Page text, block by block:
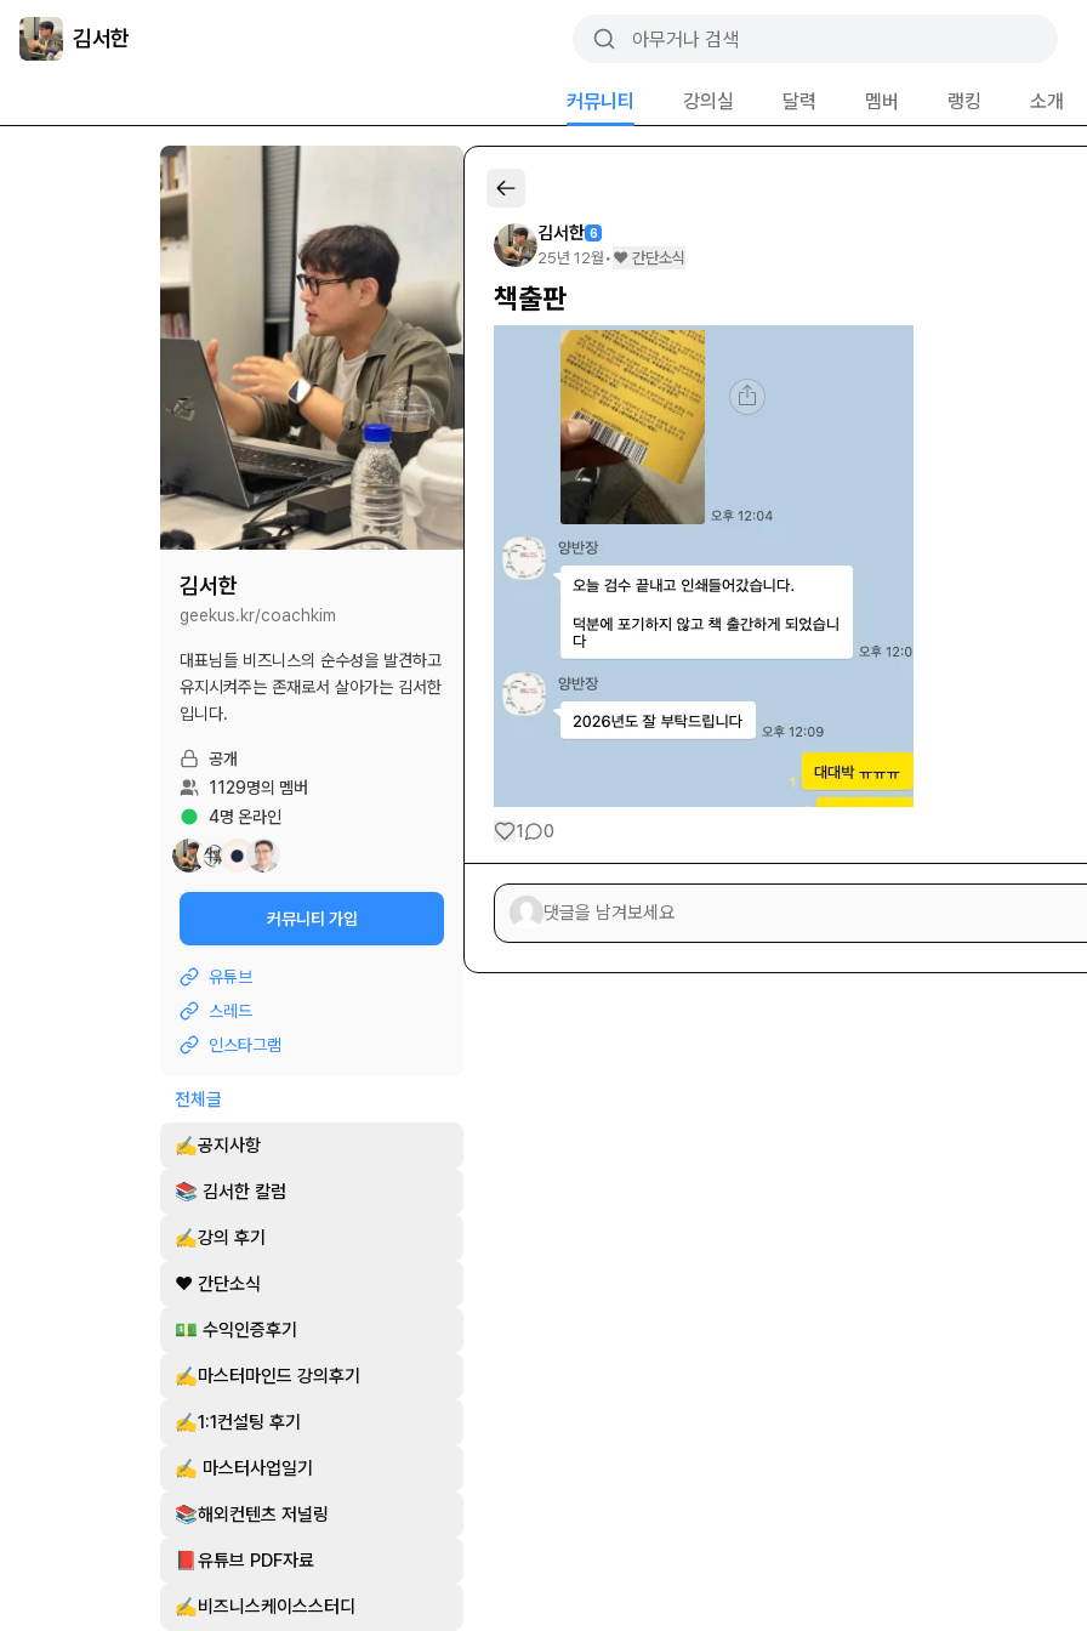
김서한
커뮤니티 강의실 달력 멤버 랭킹 소개
김서한
geekus.kr/coachkim
대표님들 비즈니스의 순수성을 발견하고
유지시켜주는 존재로서 살아가는 김서한
입니다.
공개
1129명의 멤버
4명 온라인
커뮤니티 가입
유튜브
스레드
인스타그램
전체글
✍️공지사항
📚 김서한 칼럼
✍️강의 후기
❤️ 간단소식
💵 수익인증후기
✍️마스터마인드 강의후기
✍️1:1컨설팅 후기
✍️ 마스터사업일기
📚해외컨텐츠 저널링
📕유튜브 PDF자료
✍️비즈니스케이스스터디
김서한 6
25년 12월 • ❤️ 간단소식
책출판
1 0
댓글을 남겨보세요